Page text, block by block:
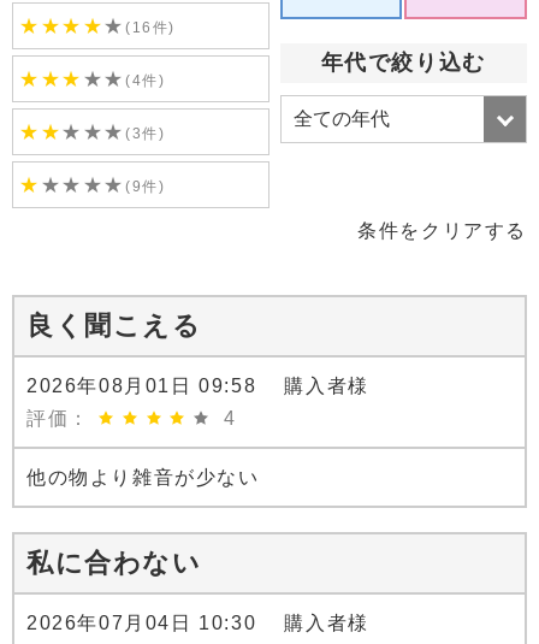
★ ★★ ★★(16件)
★ ★★ ★★(4件)
★ ★★ ★★(3件)
★ ★★ ★★(9件)
年代で絞り込む
条件をクリアする
良く聞こえる
2026年08月01日 09:58 購入者様
評価：
4
他の物より雑音が少ない
私に合わない
2026年07月04日 10:30 購入者様